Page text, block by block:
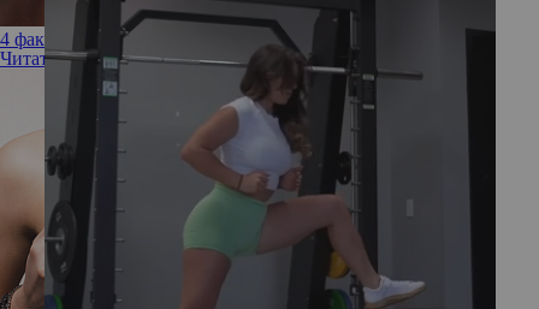
4 факта, которые нельзя скрывать от пластического хирурга
Читать полностью